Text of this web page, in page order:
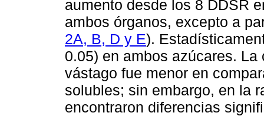
aumento desde los 8 DDSR
ambos órganos, excepto a
2A, B, D y E).
0.05) en ambos azúcares.
vástago fue menor en
solubles; sin embargo, en la
encontraron diferencias